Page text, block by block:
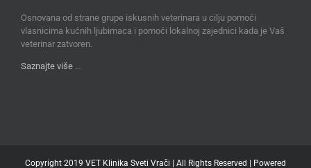
Osnovana od strane grupe iskusnih veterinara u cilju pomoći
vlasnicima kućnih ljubimaca i pomoći lokalnoj zajednici kada je Vaš
veterinar zatvoren.
Saznajte više …
Copyright 2019 VET Klinika Sveti Vrači | All Rights Reserved | Powered